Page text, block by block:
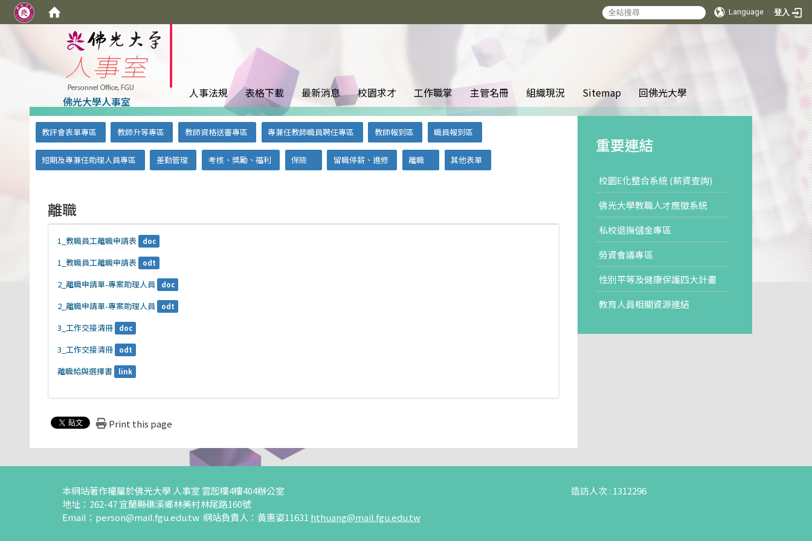
Language 登入
佛光大學人事室
::: 人事法規 表格下載 最新消息 校園求才 工作職掌 主管名冊 組織現況 Sitemap 回佛光大學
:::
教評會表單專區 教師升等專區 教師資格送審專區 專兼任教師職員聘任專區 教師報到區 職員報到區
短期及專兼任助理人員專區 差勤管理 考核、獎勵、福利 保險 留職停薪、進修 離職 其他表單
離職
1_教職員工離職申請表 doc
1_教職員工離職申請表 odt
2_離職申請單-專案助理人員 doc
2_離職申請單-專案助理人員 odt
3_工作交接清冊 doc
3_工作交接清冊 odt
離職給與選擇書 link
Print this page
重要連結
校園E化整合系統 (薪資查詢)
佛光大學教職人才應徵系統
私校退撫儲金專區
勞資會議專區
性別平等及健康保護四大計畫
教育人員相關資源連結
本網站著作權屬於佛光大學 人事室 雲起樓4樓404辦公室
地址：262-47 宜蘭縣礁溪鄉林美村林尾路160號
Email： person@mail.fgu.edu.tw 網站負責人：黃惠姿11631 hthuang@mail.fgu.edu.tw
造訪人次 : 1312296